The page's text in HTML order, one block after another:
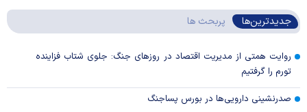
جدیدترین‌ها پربحث ها
روایت همتی از مدیریت اقتصاد در روزهای جنگ: جلوی شتاب فزاینده
تورم را گرفتیم
صدرنشینی دارویی‌ها در بورس پساجنگ